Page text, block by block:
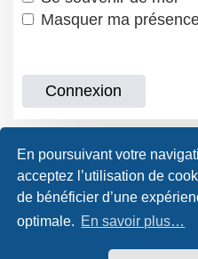
En poursuivant votre
acceptez l’utilisation de
de bénéficier d’une
optimale. En savoir plus…
Masquer ma
CONDITIONS
POLITIQUE